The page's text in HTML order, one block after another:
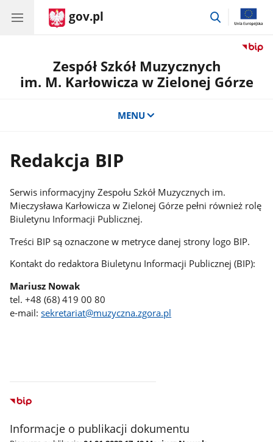
gov.pl
przejdź
Zespół Szkół Muzycznych
im. M. Karłowicza w Zielonej Górze
MENU
Redakcja BIP
Serwis informacyjny Zespołu Szkół Muzycznych im.
Mieczysława Karłowicza w Zielonej Górze pełni również rolę
Biuletynu Informacji Publicznej.
Treści BIP są oznaczone w metryce danej strony logo BIP.
Kontakt do redaktora Biuletynu Informacji Publicznej (BIP):
Mariusz Nowak
tel. +48 (68) 419 00 80
e-mail:sekretariat@muzyczna.zgora.pl
Informacje o publikacji dokumentu